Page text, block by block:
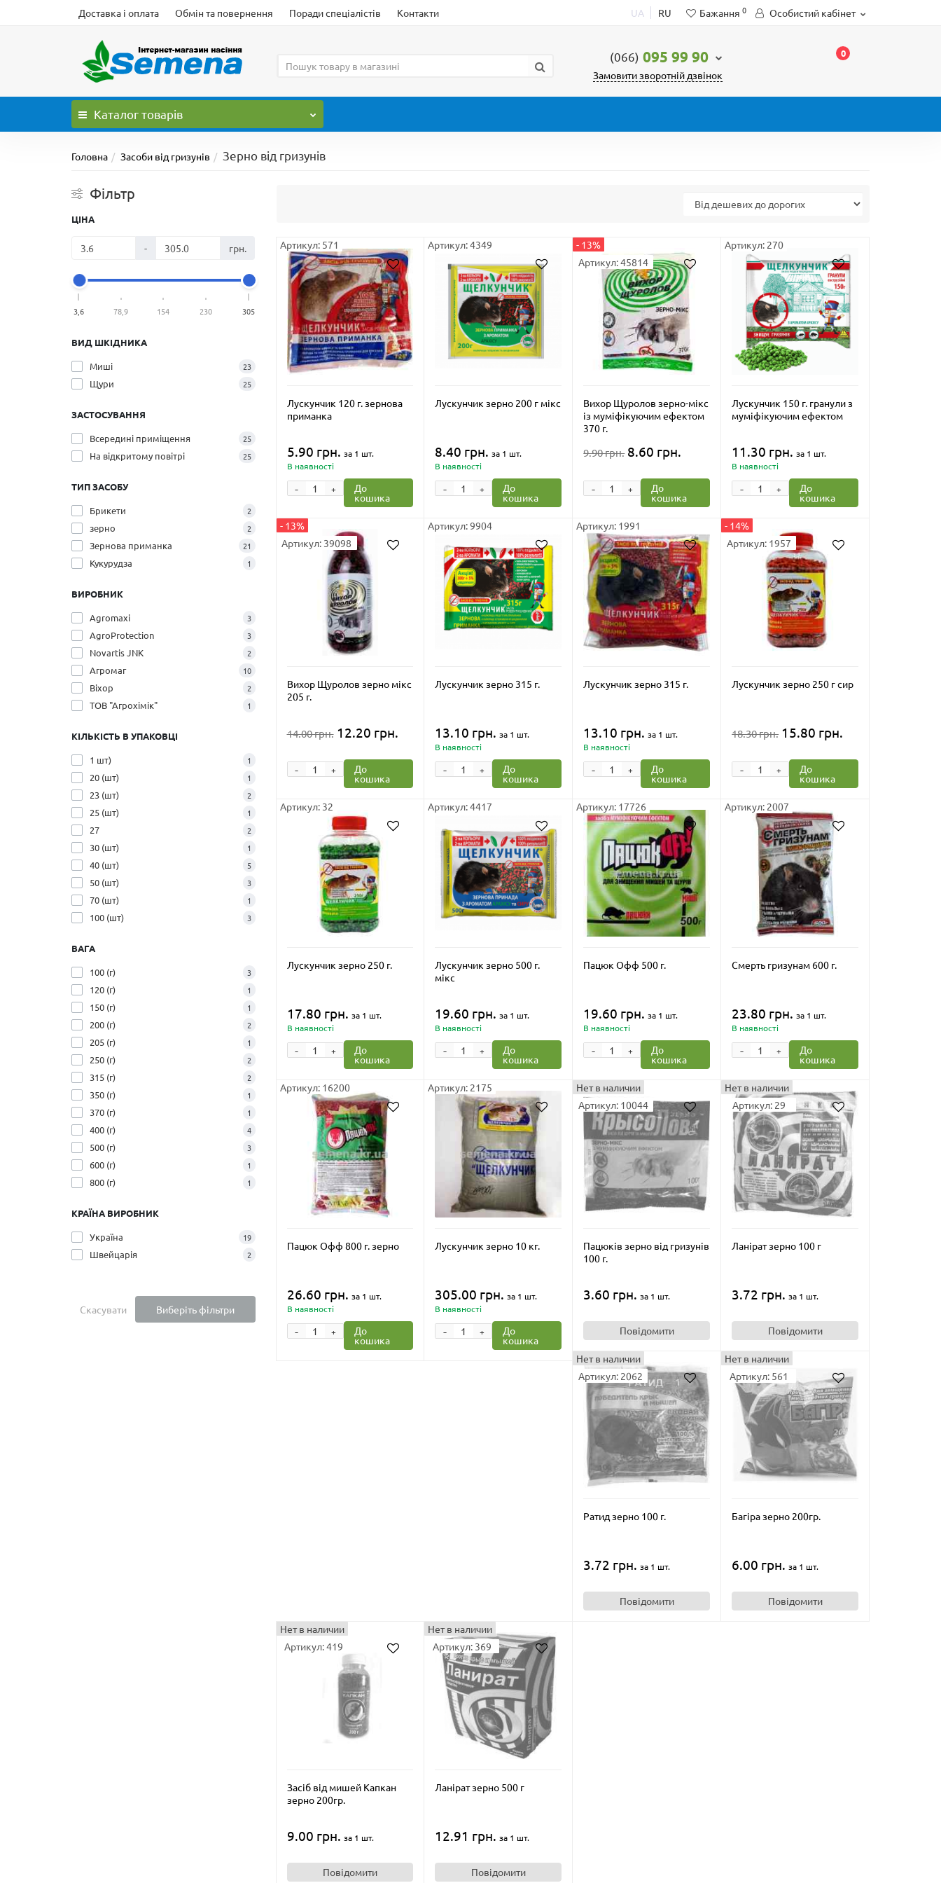
Доставка і оплата Обмін та повернення Поради спеціалістів Контакти UA RU Бажання 0 Особистий кабінет
(066) 095 99 90
Замовити зворотній дзвінок
0
Каталогтоварів
Головна Засоби від гризунів Зерно від гризунів
Фільтр
ЦІНА
- грн.
3,6 78,9 154 230 305
ВИД ШКІДНИКА
Миші
23
Щури 25
ЗАСТОСУВАННЯ
Всередині приміщення
25
На відкритому повітрі 25
ТИП ЗАСОБУ
Брикети
2
зерно 2
Зернова приманка 21
Кукурудза 1
ВИРОБНИК
Agromaxi
3
AgroProtection 3
Novartis JNK 2
Агромаг 10
Віхор 2
ТОВ "Агрохімік" 1
КІЛЬКІСТЬ В УПАКОВЦІ
1 шт)
1
20 (шт) 1
23 (шт) 2
25 (шт) 1
27 2
30 (шт) 1
40 (шт) 5
50 (шт) 3
70 (шт) 1
100 (шт) 3
ВАГА
100 (г)
3
120 (г) 1
150 (г) 1
200 (г) 2
205 (г) 1
250 (г) 2
315 (г) 2
350 (г) 1
370 (г) 1
400 (г) 4
500 (г) 3
600 (г) 1
800 (г) 1
КРАЇНА ВИРОБНИК
Україна
19
Швейцарія 2
Скасувати Виберіть фільтри
Артикул: 571
Лускунчик 120 г. зернова
приманка
5.90 грн. за 1 шт.
В наявності
+
- До
кошика
Артикул: 4349
Лускунчик зерно 200 г мікс
8.40 грн. за 1 шт.
В наявності
+
- До
кошика
- 13%
Артикул: 45814
Вихор Щуролов зерно-мікс
із муміфікуючим ефектом
370 г.
9.90 грн. 8.60 грн.
+
- До
кошика
Артикул: 270
Лускунчик 150 г. гранули з
муміфікуючим ефектом
11.30 грн. за 1 шт.
В наявності
+
- До
кошика
- 13%
Артикул: 39098
Вихор Щуролов зерно мікс
205 г.
14.00 грн. 12.20 грн.
+
- До
кошика
Артикул: 9904
Лускунчик зерно 315 г.
13.10 грн. за 1 шт.
В наявності
+
- До
кошика
Артикул: 1991
Лускунчик зерно 315 г.
13.10 грн. за 1 шт.
В наявності
+
- До
кошика
- 14%
Артикул: 1957
Лускунчик зерно 250 г сир
18.30 грн. 15.80 грн.
+
- До
кошика
Артикул: 32
Лускунчик зерно 250 г.
17.80 грн. за 1 шт.
В наявності
+
- До
кошика
Артикул: 4417
Лускунчик зерно 500 г.
мікс
19.60 грн. за 1 шт.
В наявності
+
- До
кошика
Артикул: 17726
Пацюк Офф 500 г.
19.60 грн. за 1 шт.
В наявності
+
- До
кошика
Артикул: 2007
Смерть гризунам 600 г.
23.80 грн. за 1 шт.
В наявності
+
- До
кошика
Артикул: 16200
Пацюк Офф 800 г. зерно
26.60 грн. за 1 шт.
В наявності
+
- До
кошика
Артикул: 2175
Лускунчик зерно 10 кг.
305.00 грн. за 1 шт.
В наявності
+
- До
кошика
Нет в наличии
Артикул: 10044
Пацюків зерно від гризунів
100 г.
3.60 грн. за 1 шт.
Повідомити
Нет в наличии
Артикул: 29
Ланірат зерно 100 г
3.72 грн. за 1 шт.
Повідомити
Нет в наличии
Артикул: 2062
Ратид зерно 100 г.
3.72 грн. за 1 шт.
Повідомити
Нет в наличии
Артикул: 561
Багіра зерно 200гр.
6.00 грн. за 1 шт.
Повідомити
Нет в наличии
Артикул: 419
Засіб від мишей Капкан
зерно 200гр.
9.00 грн. за 1 шт.
Повідомити
Нет в наличии
Артикул: 369
Ланірат зерно 500 г
12.91 грн. за 1 шт.
Повідомити